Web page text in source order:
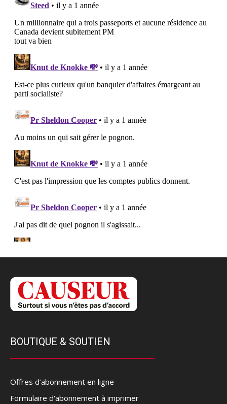
BOUTIQUE & SOUTIEN
Offres d’abonnement en ligne
Formulaire d'abonnement à imprimer